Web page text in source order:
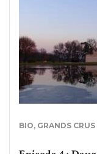
BIO, GRANDS CRUS